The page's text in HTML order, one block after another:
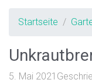
Startseite
5. Mai 2021